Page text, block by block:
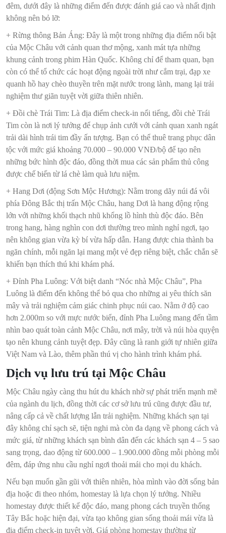
đêm, dưới đây là những điểm đến được đánh giá cao và nhất định
không nên bỏ lỡ:
+ Rừng thông Bản Áng: Đây là một trong những địa điểm nổi bật
của Mộc Châu với cảnh quan thơ mộng, xanh mát tựa những
khung cảnh trong phim Hàn Quốc. Không chỉ để tham quan, bạn
còn có thể tổ chức các hoạt động ngoài trời như cắm trại, đạp xe
quanh hồ hay chèo thuyền trên mặt nước trong lành, mang lại trải
nghiệm thư giãn tuyệt vời giữa thiên nhiên.
+ Đồi chè Trái Tim: Là địa điểm check-in nổi tiếng, đồi chè Trái
Tim còn là nơi lý tưởng để chụp ảnh cưới với cảnh quan xanh ngát
trải dài hình trái tim đầy ấn tượng. Bạn có thể thuê trang phục dân
tộc với mức giá khoảng 70.000 – 90.000 VNĐ/bộ để tạo nên
những bức hình độc đáo, đồng thời mua các sản phẩm thủ công
được chế biến từ lá chè làm quà lưu niệm.
+ Hang Dơi (động Sơn Mộc Hương): Nằm trong dãy núi đá vôi
phía Đông Bắc thị trấn Mộc Châu, hang Dơi là hang động rộng
lớn với những khối thạch nhũ khổng lồ hình thù độc đáo. Bên
trong hang, hàng nghìn con dơi thường treo mình nghỉ ngơi, tạo
nên không gian vừa kỳ bí vừa hấp dẫn. Hang được chia thành ba
ngăn chính, mỗi ngăn lại mang một vẻ đẹp riêng biệt, chắc chắn sẽ
khiến bạn thích thú khi khám phá.
+ Đỉnh Pha Luông: Với biệt danh “Nóc nhà Mộc Châu”, Pha
Luông là điểm đến không thể bỏ qua cho những ai yêu thích săn
mây và trải nghiệm cảm giác chinh phục núi cao. Nằm ở độ cao
hơn 2.000m so với mực nước biển, đỉnh Pha Luông mang đến tầm
nhìn bao quát toàn cảnh Mộc Châu, nơi mây, trời và núi hòa quyện
tạo nên khung cảnh tuyệt đẹp. Đây cũng là ranh giới tự nhiên giữa
Việt Nam và Lào, thêm phần thú vị cho hành trình khám phá.
Dịch vụ lưu trú tại Mộc Châu
Mộc Châu ngày càng thu hút du khách nhờ sự phát triển mạnh mẽ
của ngành du lịch, đồng thời các cơ sở lưu trú cũng được đầu tư,
nâng cấp cả về chất lượng lẫn trải nghiệm. Những khách sạn tại
đây không chỉ sạch sẽ, tiện nghi mà còn đa dạng về phong cách và
mức giá, từ những khách sạn bình dân đến các khách sạn 4 – 5 sao
sang trọng, dao động từ 600.000 – 1.900.000 đồng mỗi phòng mỗi
đêm, đáp ứng nhu cầu nghỉ ngơi thoải mái cho mọi du khách.
Nếu bạn muốn gần gũi với thiên nhiên, hòa mình vào đời sống bản
địa hoặc đi theo nhóm, homestay là lựa chọn lý tưởng. Nhiều
homestay được thiết kế độc đáo, mang phong cách truyền thống
Tây Bắc hoặc hiện đại, vừa tạo không gian sống thoải mái vừa là
địa điểm check-in tuyệt vời. Giá phòng homestay thường từ